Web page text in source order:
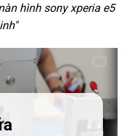
hình sony xperia e5
"